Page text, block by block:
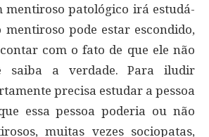
mentiroso patológico irá estudá-
pode estar escondido,
com o fato de que ele não
saiba a verdade. Para iludir
precisa estudar a pessoa
essa pessoa poderia ou não
muitas vezes sociopatas,